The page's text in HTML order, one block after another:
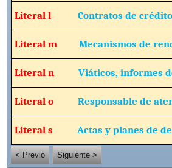
Literal l Contratos de
Literal m Mecanismos de
Literal n Viáticos, informes
Literal o Responsable de
Literal s Actas y planes de
< Previo
Siguiente >